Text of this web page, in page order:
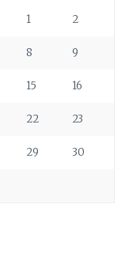
1 2
8 9
15 16
22 23
29 30